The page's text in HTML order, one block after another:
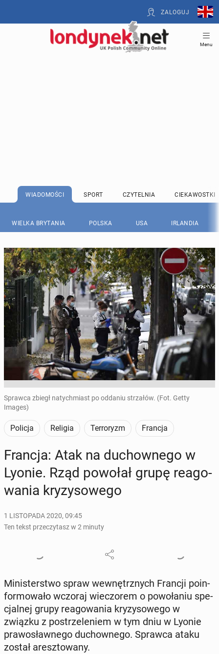
ZALOGUJ
Menu
WIADOMOŚCI SPORT CZYTELNIA CIEKAWOSTKI
WIELKA BRYTANIA POLSKA USA IRLANDIA
Sprawca zbiegł natychmiast po oddaniu strzałów. (Fot. Getty
Images)
Policja Religia Terroryzm Francja
Francja: Atak na du­chow­ne­go w
Lyonie. Rząd powołał grupę re­ago­
wa­nia kry­zy­so­we­go
1 LISTOPADA 2020, 09:45
Ten tekst przeczytasz w 2 minuty
Mi­ni­ster­stwo spraw we­wnętrz­nych Francji po­in­
for­mo­wa­ło wczoraj wie­czo­rem o po­wo­ła­niu spe­
cjal­nej grupy re­ago­wa­nia kry­zy­so­we­go w
związku z po­strze­le­niem w tym dniu w Lyonie
pra­wo­sław­ne­go du­chow­ne­go. Sprawca ataku
został aresz­to­wa­ny.